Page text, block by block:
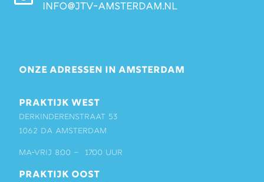
info@jtv-amsterdam.nl
ONZE ADRESSEN IN AMSTERDAM
PRAKTIJK WEST
Derkinderenstraat 53
1062 DA Amsterdam
ma-vrij 8:00 – 17:00 uur
PRAKTIJK OOST